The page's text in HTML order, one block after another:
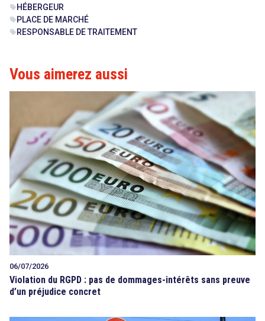
sell HÉBERGEUR
sell PLACE DE MARCHÉ
sell RESPONSABLE DE TRAITEMENT
Vous aimerez aussi
06/07/2026
Violation du RGPD : pas de dommages-intérêts sans preuve
d’un préjudice concret